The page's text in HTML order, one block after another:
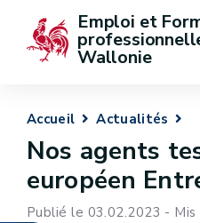
Emploi et
Wallonie
Accueil Actualités
Nos agents
européen
Publié le 03.02.2023 -